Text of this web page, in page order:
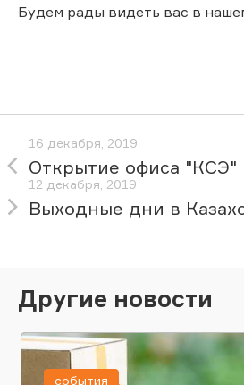
Будем рады видеть вас в
16 декабря, 2019
Открытие офиса "КСЭ"
12 декабря, 2019
Выходные дни в
Другие новости
события